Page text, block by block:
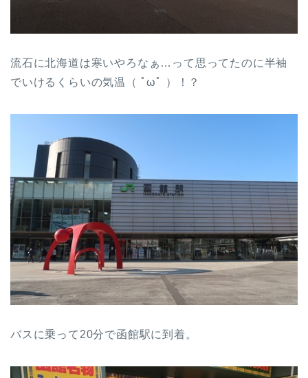
流石に北海道は寒いやろなぁ…って思ってたのに半袖
でいけるくらいの気温（ ﾟωﾟ ）！？
バスに乗って20分で函館駅に到着。